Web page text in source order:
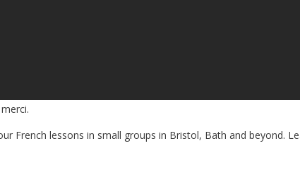
French lessons in small groups in Bristol, Bath and beyond.